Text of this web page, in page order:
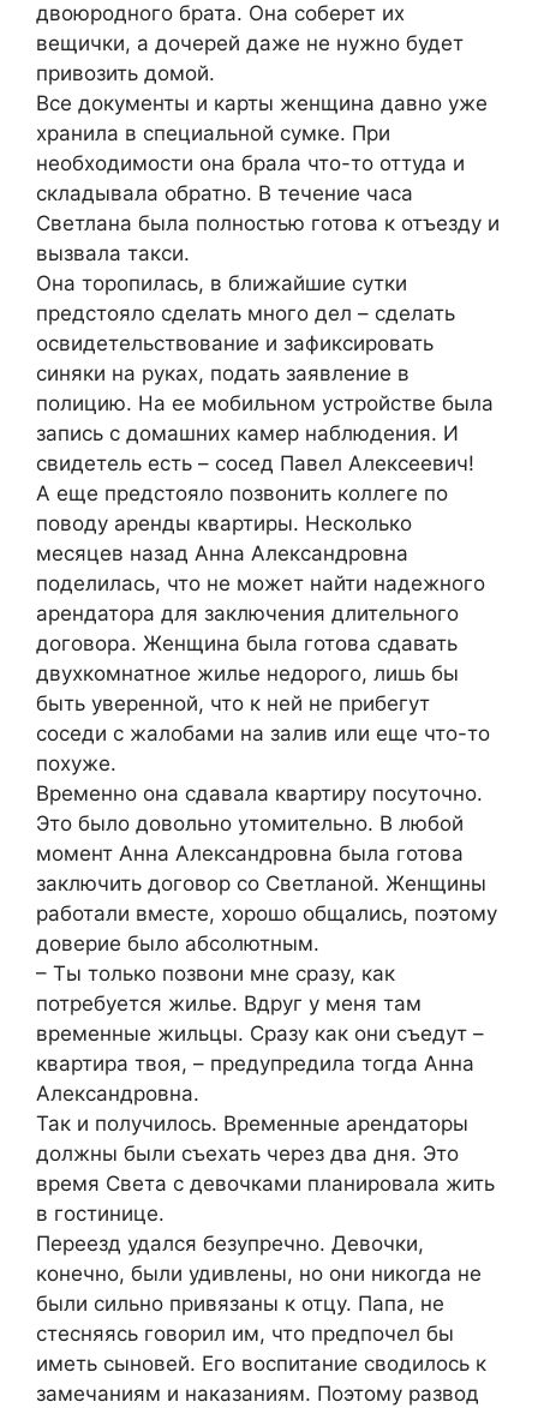
двоюродного брата. Она соберет их
вещички, а дочерей даже не нужно будет
привозить домой.
Все документы и карты женщина давно уже
хранила в специальной сумке. При
необходимости она брала что-то оттуда и
складывала обратно. В течение часа
Светлана была полностью готова к отъезду и
вызвала такси.
Она торопилась, в ближайшие сутки
предстояло сделать много дел – сделать
освидетельствование и зафиксировать
синяки на руках, подать заявление в
полицию. На ее мобильном устройстве была
запись с домашних камер наблюдения. И
свидетель есть – сосед Павел Алексеевич!
А еще предстояло позвонить коллеге по
поводу аренды квартиры. Несколько
месяцев назад Анна Александровна
поделилась, что не может найти надежного
арендатора для заключения длительного
договора. Женщина была готова сдавать
двухкомнатное жилье недорого, лишь бы
быть уверенной, что к ней не прибегут
соседи с жалобами на залив или еще что-то
похуже.
Временно она сдавала квартиру посуточно.
Это было довольно утомительно. В любой
момент Анна Александровна была готова
заключить договор со Светланой. Женщины
работали вместе, хорошо общались, поэтому
доверие было абсолютным.
– Ты только позвони мне сразу, как
потребуется жилье. Вдруг у меня там
временные жильцы. Сразу как они съедут –
квартира твоя, – предупредила тогда Анна
Александровна.
Так и получилось. Временные арендаторы
должны были съехать через два дня. Это
время Света с девочками планировала жить
в гостинице.
Переезд удался безупречно. Девочки,
конечно, были удивлены, но они никогда не
были сильно привязаны к отцу. Папа, не
стесняясь говорил им, что предпочел бы
иметь сыновей. Его воспитание сводилось к
замечаниям и наказаниям. Поэтому развод